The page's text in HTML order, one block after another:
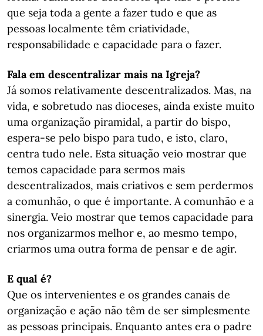
que seja toda a gente a fazer tudo e que as
pessoas localmente têm criatividade,
responsabilidade e capacidade para o fazer.
Fala em descentralizar mais na Igreja?
Já somos relativamente descentralizados. Mas, na
vida, e sobretudo nas dioceses, ainda existe muito
uma organização piramidal, a partir do bispo,
espera-se pelo bispo para tudo, e isto, claro,
centra tudo nele. Esta situação veio mostrar que
temos capacidade para sermos mais
descentralizados, mais criativos e sem perdermos
a comunhão, o que é importante. A comunhão e a
sinergia. Veio mostrar que temos capacidade para
nos organizarmos melhor e, ao mesmo tempo,
criarmos uma outra forma de pensar e de agir.
E qual é?
Que os intervenientes e os grandes canais de
organização e ação não têm de ser simplesmente
as pessoas principais. Enquanto antes era o padre